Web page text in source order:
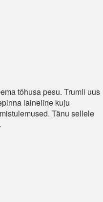
tõhusa pesu. Trumli uus
laineline kuju
Tänu sellele